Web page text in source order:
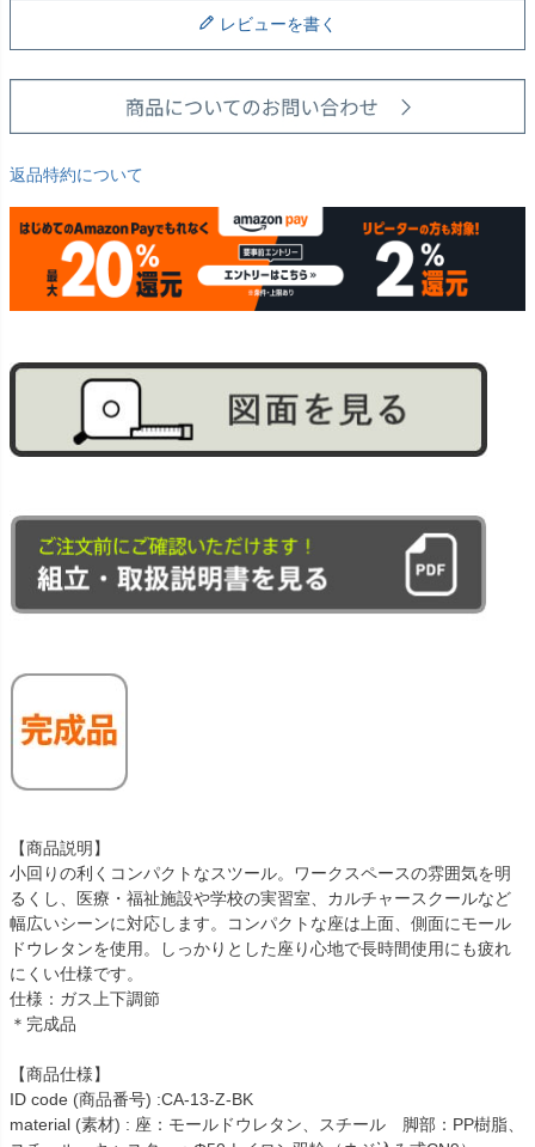
レビューを書く
返品特約について
【商品説明】
小回りの利くコンパクトなスツール。ワークスペースの雰囲気を明
るくし、医療・福祉施設や学校の実習室、カルチャースクールなど
幅広いシーンに対応します。コンパクトな座は上面、側面にモール
ドウレタンを使用。しっかりとした座り心地で長時間使用にも疲れ
にくい仕様です。
仕様：ガス上下調節
＊完成品
【商品仕様】
ID code (商品番号) :CA-13-Z-BK
material (素材) : 座：モールドウレタン、スチール 脚部：PP樹脂、